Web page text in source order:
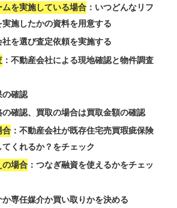
ムを実施している場合 ：いつどんなリフ
実施したかの資料を用意する
社を選び査定依頼を実施する
：不動産会社による現地確認と物件調査
の確認
の確認、買取の場合は買取金額の確認
合 ：不動産会社が既存住宅売買瑕疵保険
てくれるか？をチェック
の場合 ：つなぎ融資を使えるかをチェッ
か専任媒介か買い取りかを決める